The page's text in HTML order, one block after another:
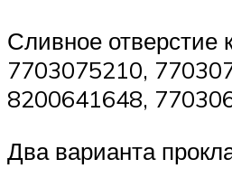
Сливное отверстие
7703075210,
8200641648,
Два варианта